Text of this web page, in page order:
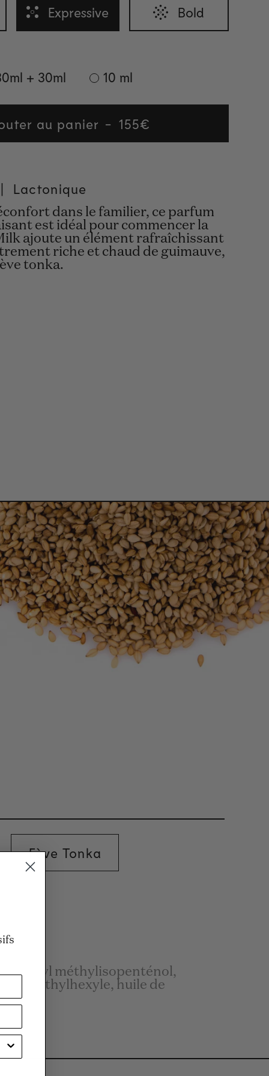
Expressive Bold
+ 30ml 10 ml
au panier
Regular
price
155€
Lactonique
dans le familier, ce parfum
est idéal pour commencer la
ajoute un élément rafraîchissant
riche et chaud de guimauve,
tonka.
Fève Tonka
méthylisopenténol,
d'éthylhexyle, huile de